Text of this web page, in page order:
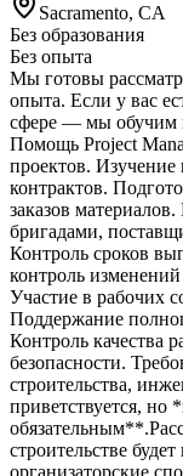
Sacramento, CA
Без образования
Без опыта
Мы готовы
опыта. Если у вас
сфере — мы обучим
Помощь Project
проектов.
контрактов.
заказов
бригадами,
Контроль сроков
контроль
Участие в рабочих
Поддержание
Контроль качества
безопасности.
строительства,
приветствуется, но
строительстве
организаторские